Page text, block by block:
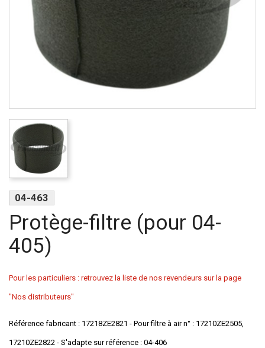
04-463
Protège-filtre (pour 04-
405)
Pour les particuliers : retrouvez la liste de nos revendeurs sur la page
"Nos distributeurs"
Référence fabricant : 17218ZE2821 - Pour filtre à air n° : 17210ZE2505,
17210ZE2822 - S'adapte sur référence : 04-406